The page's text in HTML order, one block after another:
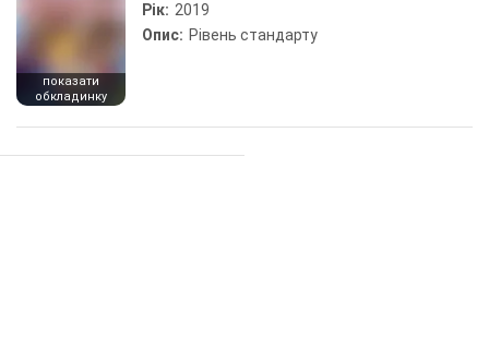
показати
обкладинку
Рік: 2019
Опис: Рівень стандарту